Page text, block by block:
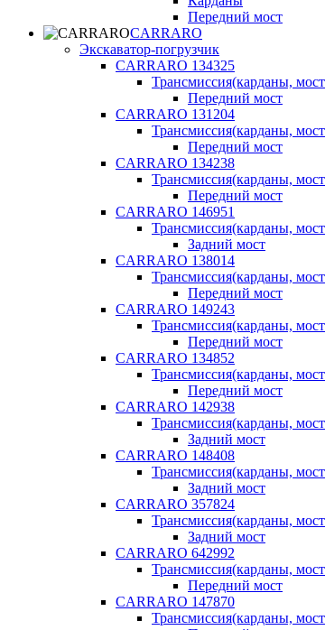
Передний мост
CARRARO
Экскаватор-погрузчик
CARRARO 134325
Трансмиссия(карданы,
Передний мост
CARRARO 131204
Трансмиссия(карданы,
Передний мост
CARRARO 134238
Трансмиссия(карданы,
Передний мост
CARRARO 146951
Трансмиссия(карданы,
Задний мост
CARRARO 138014
Трансмиссия(карданы,
Передний мост
CARRARO 149243
Трансмиссия(карданы,
Передний мост
CARRARO 134852
Трансмиссия(карданы,
Передний мост
CARRARO 142938
Трансмиссия(карданы,
Задний мост
CARRARO 148408
Трансмиссия(карданы,
Задний мост
CARRARO 357824
Трансмиссия(карданы,
Задний мост
CARRARO 642992
Трансмиссия(карданы,
Передний мост
CARRARO 147870
Трансмиссия(карданы,